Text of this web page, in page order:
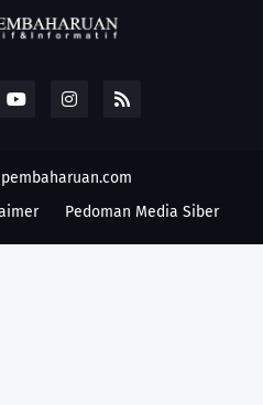
Pedoman Media Siber